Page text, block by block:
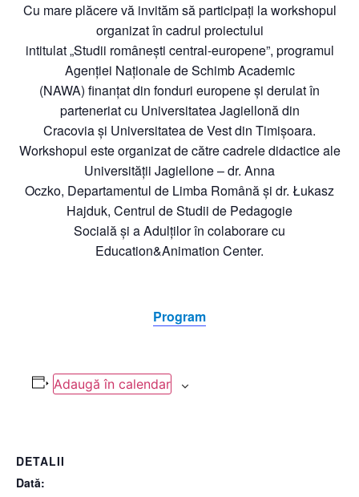
Cu mare plăcere vă invităm să participați la workshopul
organizat în cadrul proiectului
intitulat „Studii românești central-europene”, programul
Agenției Naționale de Schimb Academic
(NAWA) finanțat din fonduri europene și derulat în
parteneriat cu Universitatea Jagiellonă din
Cracovia și Universitatea de Vest din Timișoara.
Workshopul este organizat de către cadrele didactice ale
Universității Jagiellone – dr. Anna
Oczko, Departamentul de Limba Română și dr. Łukasz
Hajduk, Centrul de Studii de Pedagogie
Socială și a Adulților în colaborare cu
Education&Animation Center.
Program
Adaugă în calendar
DETALII
Dată: